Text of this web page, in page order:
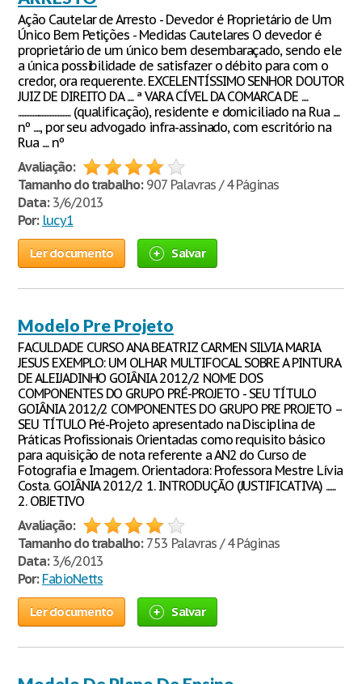
Ação Cautelar de Arresto - Devedor é Proprietário de Um
Único Bem Petições - Medidas Cautelares O devedor é
proprietário de um único bem desembaraçado, sendo ele
a única possibilidade de satisfazer o débito para com o
credor, ora requerente. EXCELENTÍSSIMO SENHOR DOUTOR
JUIZ DE DIREITO DA .... ª VARA CÍVEL DA COMARCA DE ....
................................. (qualificação), residente e domiciliado na Rua ....
nº ...., por seu advogado infra-assinado, com escritório na
Rua .... nº
Avaliação:
Tamanho do trabalho:907 Palavras / 4 Páginas
Data:3/6/2013
Por: lucy1
Ler documento Salvar
Modelo Pre Projeto
FACULDADE CURSO ANA BEATRIZ CARMEN SILVIA MARIA
JESUS EXEMPLO: UM OLHAR MULTIFOCAL SOBRE A PINTURA
DE ALEIJADINHO GOIÂNIA 2012/2 NOME DOS
COMPONENTES DO GRUPO PRÉ-PROJETO - SEU TÍTULO
GOIÂNIA 2012/2 COMPONENTES DO GRUPO PRE PROJETO –
SEU TÍTULO Pré-Projeto apresentado na Disciplina de
Práticas Profissionais Orientadas como requisito básico
para aquisição de nota referente a AN2 do Curso de
Fotografia e Imagem. Orientadora: Professora Mestre Lívia
Costa. GOIÂNIA 2012/2 1. INTRODUÇÃO (JUSTIFICATIVA) ......
2. OBJETIVO
Avaliação:
Tamanho do trabalho:753 Palavras / 4 Páginas
Data:3/6/2013
Por: FabioNetts
Ler documento Salvar